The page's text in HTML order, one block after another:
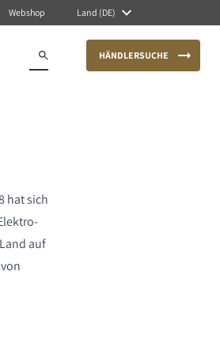
Webshop Land (DE)
HÄNDLERSUCHE
hat sich
auf